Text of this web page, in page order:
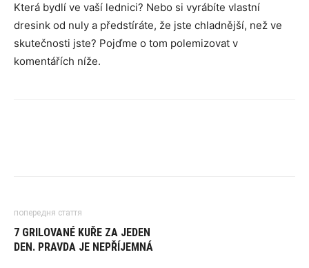
Která bydlí ve vaší lednici? Nebo si vyrábíte vlastní
dresink od nuly a předstíráte, že jste chladnější, než ve
skutečnosti jste? Pojďme o tom polemizovat v
komentářích níže.
попередня стаття
7 GRILOVANÉ KUŘE ZA JEDEN
DEN. PRAVDA JE NEPŘÍJEMNÁ